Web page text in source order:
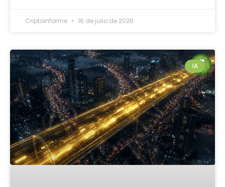
Criptoinforme 16 de julio de 2026
IA